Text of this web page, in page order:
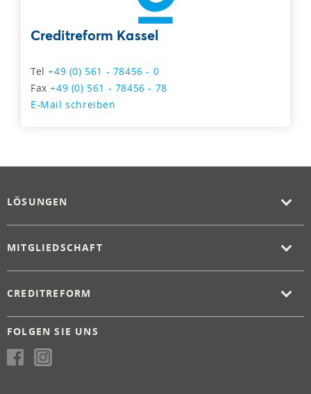
Creditreform Kassel
Tel+49 (0) 561 - 78456 - 0
Fax+49 (0) 561 - 78456 - 78
E-Mail schreiben
LÖSUNGEN
MITGLIEDSCHAFT
CREDITREFORM
FOLGEN SIE UNS